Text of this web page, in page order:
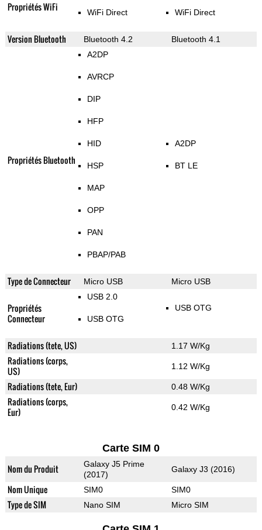
Propriétés WiFi WiFi Direct WiFi Direct
Version Bluetooth Bluetooth 4.2 Bluetooth 4.1
Propriétés Bluetooth
A2DP
AVRCP
DIP
HFP
HID
HSP
MAP
OPP
PAN
PBAP/PAB
A2DP
BT LE
Type de Connecteur Micro USB Micro USB
Propriétés
Connecteur
USB 2.0
USB OTG
USB OTG
Radiations (tete, US) 1.17 W/Kg
Radiations (corps,
US)
1.12 W/Kg
Radiations (tete, Eur) 0.48 W/Kg
Radiations (corps,
Eur)
0.42 W/Kg
Carte SIM 0
Nom du Produit
Galaxy J5 Prime
(2017)
Galaxy J3 (2016)
Nom Unique SIM0 SIM0
Type de SIM Nano SIM Micro SIM